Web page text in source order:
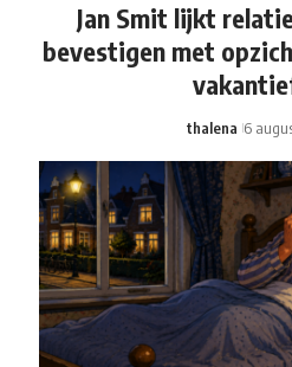
Jan Smit lijkt
bevestigen met
thalena 6